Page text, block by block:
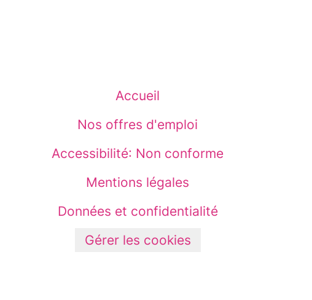
Accueil
Nos offres d'emploi
Accessibilité: Non conforme
Mentions légales
Données et confidentialité
Gérer les cookies